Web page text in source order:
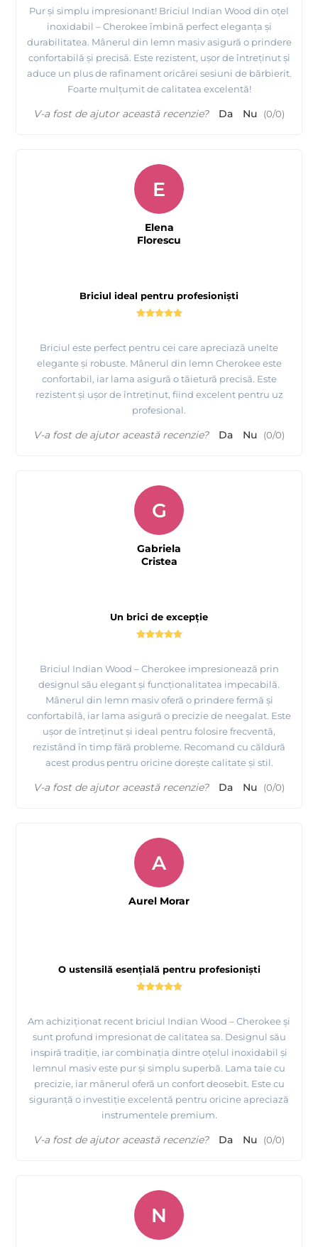
Pur și simplu impresionant! Briciul Indian Wood din oțel
inoxidabil – Cherokee îmbină perfect eleganța și
durabilitatea. Mânerul din lemn masiv asigură o prindere
confortabilă și precisă. Este rezistent, ușor de întreținut și
aduce un plus de rafinament oricărei sesiuni de bărbierit.
Foarte mulțumit de calitatea excelentă!
V-a fost de ajutor această recenzie? Da Nu (0/0)
Briciul ideal pentru profesioniști
Briciul este perfect pentru cei care apreciază unelte
elegante și robuste. Mânerul din lemn Cherokee este
confortabil, iar lama asigură o tăietură precisă. Este
rezistent și ușor de întreținut, fiind excelent pentru uz
profesional.
E
Elena
Florescu
V-a fost de ajutor această recenzie? Da Nu (0/0)
Un brici de excepție
Briciul Indian Wood – Cherokee impresionează prin
designul său elegant și funcționalitatea impecabilă.
Mânerul din lemn masiv oferă o prindere fermă și
confortabilă, iar lama asigură o precizie de neegalat. Este
ușor de întreținut și ideal pentru folosire frecventă,
rezistând în timp fără probleme. Recomand cu căldură
acest produs pentru oricine dorește calitate și stil.
G
Gabriela
Cristea
V-a fost de ajutor această recenzie? Da Nu (0/0)
O ustensilă esențială pentru profesioniști
Am achiziționat recent briciul Indian Wood – Cherokee și
sunt profund impresionat de calitatea sa. Designul său
inspiră tradiție, iar combinația dintre oțelul inoxidabil și
lemnul masiv este pur și simplu superbă. Lama taie cu
precizie, iar mânerul oferă un confort deosebit. Este cu
siguranță o investiție excelentă pentru oricine apreciază
instrumentele premium.
A
Aurel Morar
V-a fost de ajutor această recenzie? Da Nu (0/0)
N